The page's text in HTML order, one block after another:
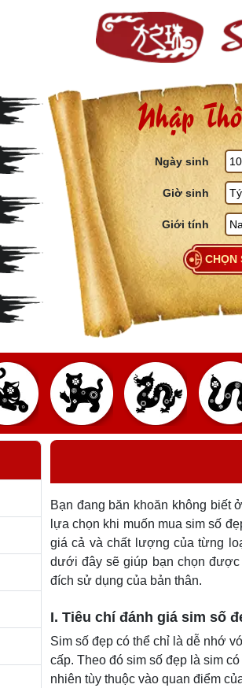
Nhập
Ngày sinh
Giờ sinh
Giới tính
CHỌN
Bạn đang băn khoăn không biết
lựa chọn khi muốn mua sim số
giá cả và chất lượng của từng
dưới đây sẽ giúp bạn chọn
đích sử dụng của bản thân.
I. Tiêu chí đánh giá sim số
Sim số đẹp có thể chỉ là dễ nhớ
cấp. Theo đó sim số đẹp là sim
nhiên tùy thuộc vào quan điểm